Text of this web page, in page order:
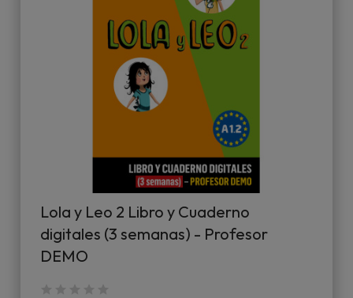
Lola y Leo 2 Libro y Cuaderno
digitales (3 semanas) - Profesor
DEMO